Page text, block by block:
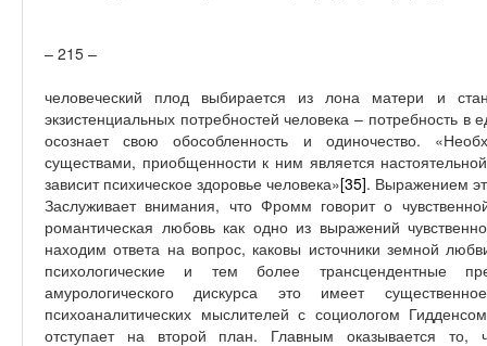
– 215 –
человеческий плод выбирается из лона матери и
экзистенциальных потребностей человека – потребность
осознает свою обособленность и одиночество.
существами, приобщенности к ним является
зависит психическое здоровье человека»[35]. Выражением
Заслуживает внимания, что Фромм говорит о
романтическая любовь как одно из выражений
находим ответа на вопрос, каковы источники земной
психологические и тем более трансцендентные
амурологического дискурса это имеет
психоаналитических мыслителей с социологом
отступает на второй план. Главным оказывается то,